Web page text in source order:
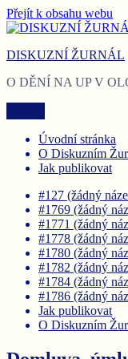
Přejít k obsahu webu
DISKUZNÍ ŽURNÁL
O DĚNÍ NA UP V
Úvodní stránka
O Diskuzním
Jak publikovat
#127 (žádný
#1769 (žádný
#1771 (žádný
#1778 (žádný
#1780 (žádný
#1782 (žádný
#1784 (žádný
#1786 (žádný
Jak publikovat
O Diskuzním